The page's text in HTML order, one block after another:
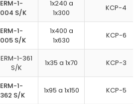
ERM-1-
004 S/K
1x240 a
1x300
KCP-4
ERM-1-
005 S/K
1x400 a
1x630
KCP-6
ERM-1-361
S/K
1x35 a 1x70 KCP-3
ERM-1-
362 S/K
1x95 a 1x150 KCP-5